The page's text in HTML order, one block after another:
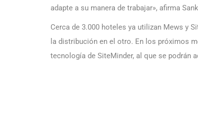
adapte a su manera de trabajar», afirma
Cerca de 3.000 hoteles ya utilizan Mews y
la distribución en el otro. En los próximos
tecnología de SiteMinder, al que se podrán